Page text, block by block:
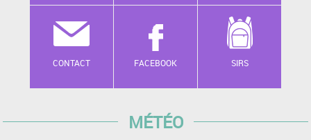
CONTACT FACEBOOK SIRS
MÉTÉO